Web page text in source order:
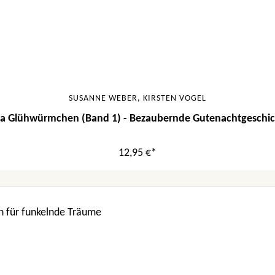
SUSANNE WEBER, KIRSTEN VOGEL
Glühwürmchen (Band 1) - Bezaubernde
12,95 €*